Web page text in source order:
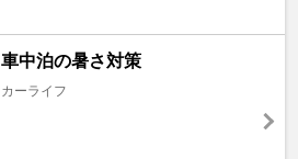
車中泊の暑さ対策
カーライフ